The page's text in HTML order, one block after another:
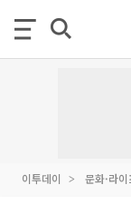
이투데이 문화·라이